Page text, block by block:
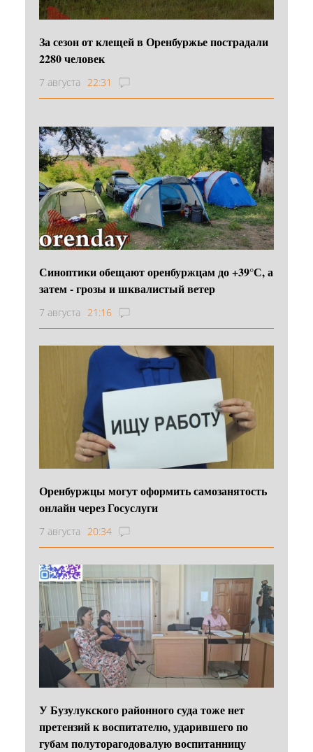
За сезон от клещей в Оренбуржье пострадали
2280 человек
7 августа 22:31
Синоптики обещают оренбуржцам до +39°С, а
затем - грозы и шквалистый ветер
7 августа 21:16
Оренбуржцы могут оформить самозанятость
онлайн через Госуслуги
7 августа 20:34
У Бузулукского районного суда тоже нет
претензий к воспитателю, ударившего по
губам полуторагодовалую воспитанницу